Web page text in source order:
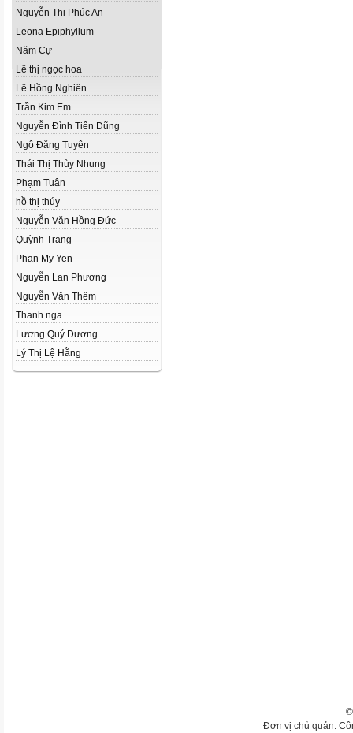
Nguyễn Thị Phúc An
Leona Epiphyllum
Năm Cự
Lê thị ngọc hoa
Lê Hồng Nghiên
Trần Kim Em
Nguyễn Đình Tiến Dũng
Ngô Đăng Tuyên
Thái Thị Thùy Nhung
Phạm Tuân
hồ thị thúy
Nguyễn Văn Hồng Đức
Quỳnh Trang
Phan My Yen
Nguyễn Lan Phương
Nguyễn Văn Thêm
Thanh nga
Lương Quý Dương
Lý Thị Lệ Hằng
Đơn vị chủ quản: